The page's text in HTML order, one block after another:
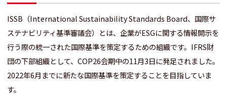
ISSB（International Sustainability Standards Board、国際サ
ステナビリティ基準審議会）とは、企業がESGに関する情報開示を
行う際の統一された国際基準を策定するための組織です。IFRS財
団の下部組織として、COP26会期中の11月3日に発足されました。
2022年6月までに新たな国際基準を策定することを目指していま
す。